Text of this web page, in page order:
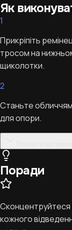
Як
1
Прикріпіть
тросом на
щиколотки.
2
Станьте
для опори.
Поради
Сконцентруйтеся
кожного